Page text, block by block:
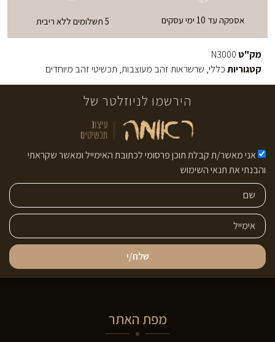
אספקה עד 10 ימי עסקים 5 תשלומים ללא ריבית
מק"ט N3000
קטגוריותכללי, שרשראות זהב מעוצבות, תכשיטי זהב מיוחדים
הירשמו לניוזלטר של
אני מאשר/ת קבלת תוכן פרסומי לכתובת האימייל ומאשר שקראתי
והבנתי את תנאי השימוש
שלח/י
מפת האתר